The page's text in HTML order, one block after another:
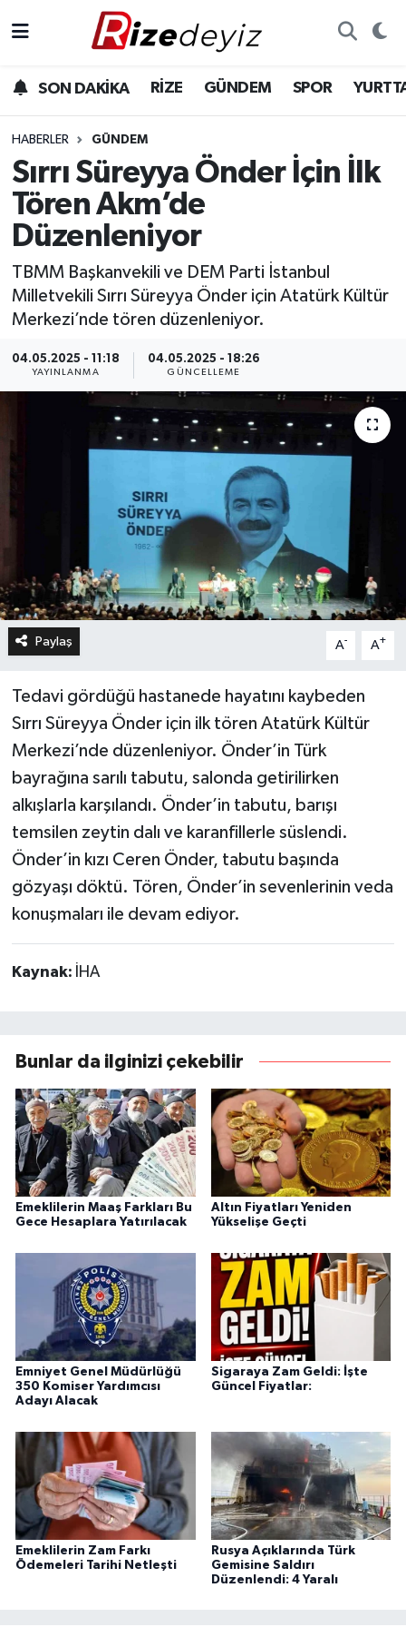
SON DAKİKA RİZE GÜNDEM SPOR
HABERLER GÜNDEM
Sırrı Süreyya Önder İçin İlk
Tören Akm’de
Düzenleniyor
TBMM Başkanvekili ve DEM Parti İstanbul
Milletvekili Sırrı Süreyya Önder için Atatürk Kültür
Merkezi’nde tören düzenleniyor.
04.05.2025 - 11:18
YAYINLANMA
04.05.2025 - 18:26
GÜNCELLEME
Paylaş A- A+
Tedavi gördüğü hastanede hayatını kaybeden
Sırrı Süreyya Önder için ilk tören Atatürk Kültür
Merkezi’nde düzenleniyor. Önder’in Türk
bayrağına sarılı tabutu, salonda getirilirken
alkışlarla karşılandı. Önder’in tabutu, barışı
temsilen zeytin dalı ve karanfillerle süslendi.
Önder’in kızı Ceren Önder, tabutu başında
gözyaşı döktü. Tören, Önder’in sevenlerinin veda
konuşmaları ile devam ediyor.
Kaynak: İHA
Bunlar da ilginizi çekebilir
Emeklilerin Maaş Farkları Bu
Gece Hesaplara Yatırılacak
Altın Fiyatları Yeniden
Yükselişe Geçti
Emniyet Genel Müdürlüğü
350 Komiser Yardımcısı
Adayı Alacak
Sigaraya Zam Geldi: İşte
Güncel Fiyatlar:
Emeklilerin Zam Farkı
Ödemeleri Tarihi Netleşti
Rusya Açıklarında Türk
Gemisine Saldırı
Düzenlendi: 4 Yaralı
Gündem
Yurttan Haberler
Ekonomi
Sağlık
Rize Hava Durumu
Rize Trafik Yoğunluk Haritası
Süper Lig Puan Durumu ve Fikstür
Tüm Manşetler
Son Dakika Haberleri